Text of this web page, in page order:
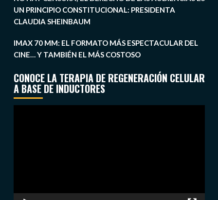
UN PRINCIPIO CONSTITUCIONAL: PRESIDENTA
CLAUDIA SHEINBAUM
IMAX 70 MM: EL FORMATO MÁS ESPECTACULAR DEL
CINE… Y TAMBIÉN EL MÁS COSTOSO
CONOCE LA TERAPIA DE REGENERACIÓN CELULAR
A BASE DE INDUCTORES